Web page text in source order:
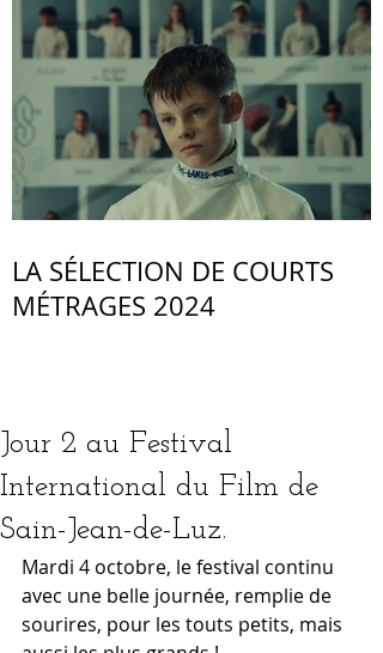
LA SÉLECTION DE COURTS
MÉTRAGES 2024
Jour 2 au Festival
International du Film de
Sain-Jean-de-Luz.
Mardi 4 octobre, le festival continu
avec une belle journée, remplie de
sourires, pour les touts petits, mais